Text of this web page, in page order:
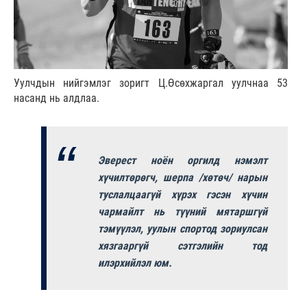
Уулчдын нийгэмлэг зоригт Ц.Өсөхжаргал уулчнаа 53
насанд нь алдлаа.
Эверест ноён оргилд нэмэлт
хүчилтөрөгч, шерпа /хөтөч/ нарын
туслалцаагүй хүрэх гэсэн хүчин
чармайлт нь түүний мятаршгүй
тэмүүлэл, уулын спортод зориулсан
хязгааргүй сэтгэлийн тод
илэрхийлэл юм.